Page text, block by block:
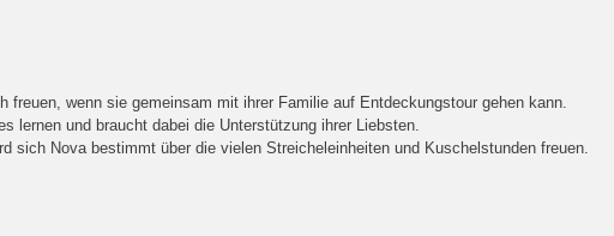
freuen, wenn sie gemeinsam mit ihrer Familie auf Entdeckungstour gehen kann.
lernen und braucht dabei die Unterstützung ihrer Liebsten.
sich Nova bestimmt über die vielen Streicheleinheiten und Kuschelstunden freuen.